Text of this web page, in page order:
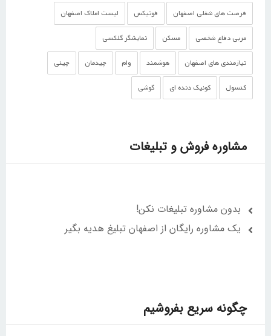
فرصت های شغلی اصفهان فونیکس لیست املاک اصفهان
مربی دفاع شخصی مسکن نمایشگر گلکسی
نیازمندی های اصفهان هوشمند وام چیدمان چینی
کنسول کوئیک دنده ای گوشی‌
مشاوره فروش و تبلیغات
بدون مشاوره تبلیغات نکن!
یک مشاوره رایگان از اصفهان تبلیغ هدیه بگیر
چگونه سریع بفروشیم